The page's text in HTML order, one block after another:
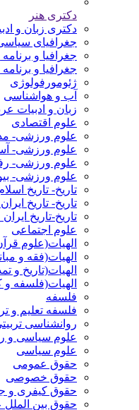
دکتری هنر
دکتری زبان و
جغرافیای
جغرافیا و
جغرافیا و
ژئومورفولوژی
آب و هواشناسی
زبان و ادبیات
علوم اقتصادی
علوم ورزشی-
علوم ورزشی-
علوم ورزشی-
علوم ورزشی-
تاریخ- تاریخ
تاریخ- تاریخ
تاریخ-تاریخ
علوم اجتماعی
الهیات(علوم
الهیات(فقه و
الهیات(تاریخ و
الهیات(فلسفه و
فلسفه
فلسفه تعلیم و
روانشناسی
علوم سیاسی و
علوم سیاسی
حقوق عمومی
حقوق خصوصی
حقوق کیفری و
حقوق بین